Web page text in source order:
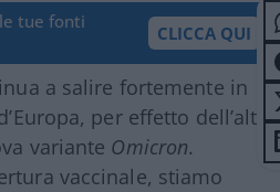
tue fonti
CLICCA QUI
a salire fortemente in
per effetto dell’alta
variante Omicron.
vaccinale, stiamo